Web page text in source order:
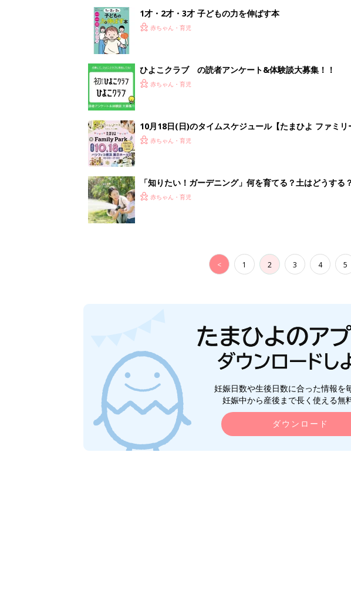
1才・2才・3才 子どもの力を伸ばす本
赤ちゃん・育児
ひよこクラブ の読者アンケート&体験談大募集！！
赤ちゃん・育児
10月18日(日)のタイムスケジュール【たまひよ ファミリ
赤ちゃん・育児
「知りたい！ガーデニング」何を育てる？土はどうする？
赤ちゃん・育児
< 1 2 3 4 5
妊娠日数や生後日数に合った情報を
妊娠中から産後まで長く使える無
ダウンロード